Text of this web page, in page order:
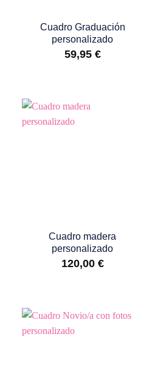
Cuadro Graduación
personalizado
59,95 €
Cuadro madera
personalizado
120,00 €